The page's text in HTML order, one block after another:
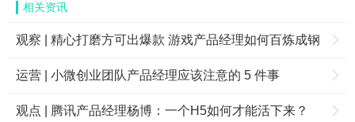
相关资讯
观察 | 精心打磨方可出爆款 游戏产品经理如何百炼成钢
运营 | 小微创业团队产品经理应该注意的 5 件事
观点 | 腾讯产品经理杨博：一个H5如何才能活下来？